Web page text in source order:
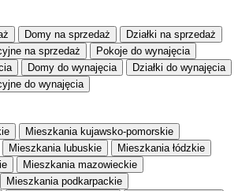
Domy na sprzedaż Działki na sprzedaż
na sprzedaż Pokoje do wynajęcia
Domy do wynajęcia Działki do wynajęcia
do wynajęcia
Mieszkania kujawsko-pomorskie
Mieszkania lubuskie
Mieszkania łódzkie
Mieszkania mazowieckie
Mieszkania podkarpackie